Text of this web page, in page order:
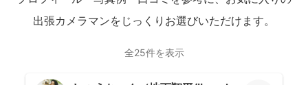
出張カメラマンをじっくりお選びいただけます。
全25件を表示